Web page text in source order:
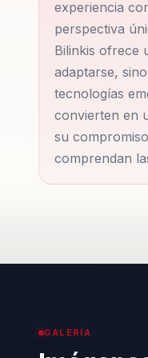
entendimiento
contemporáneo.
Bilinkis ha sido
campo de la
Innovadores'.
liderazgo en el
experiencia
perspectiva
Bilinkis ofrece
adaptarse,
tecnologías
convierten en
su
comprendan
GALERÍA